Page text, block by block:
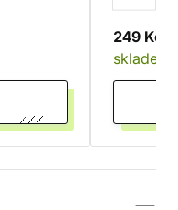
249 Kč
skladem